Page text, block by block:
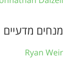
m
a
מנחים מדעיים
Ryan Weir